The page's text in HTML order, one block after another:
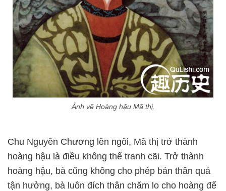
Ảnh vẽ Hoàng hậu Mã thị.
Chu Nguyên Chương lên ngôi, Mã thị trở thành
hoàng hậu là điều không thể tranh cãi. Trở thành
hoàng hậu, bà cũng không cho phép bản thân quá
tận hưởng, bà luôn đích thân chăm lo cho hoàng đế